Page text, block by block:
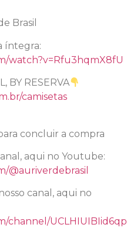
Brasil
íntegra:
watch?v=Rfu3hqmX8fU
BY RESERVA
camisetas
concluir a compra
aqui no Youtube:
@auriverdebrasil
canal, aqui no
channel/UCLHIUIBIid6qp